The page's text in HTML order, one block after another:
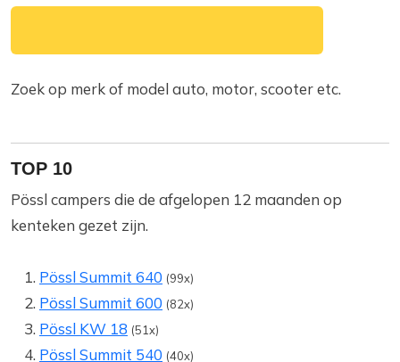
Zoek op merk of model auto, motor, scooter etc.
TOP 10
Pössl campers die de afgelopen 12 maanden op
kenteken gezet zijn.
Pössl Summit 640 (99x)
Pössl Summit 600 (82x)
Pössl KW 18 (51x)
Pössl Summit 540 (40x)